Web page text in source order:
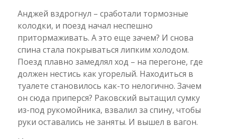
Анджей вздрогнул – сработали тормозные
колодки, и поезд начал неспешно
притормаживать. А это еще зачем? И снова
спина стала покрываться липким холодом.
Поезд плавно замедлял ход – на перегоне, где
должен нестись как угорелый. Находиться в
туалете становилось как-то нелогично. Зачем
он сюда приперся? Раковский вытащил сумку
из-под рукомойника, взвалил за спину, чтобы
руки оставались не заняты. И вышел в вагон.